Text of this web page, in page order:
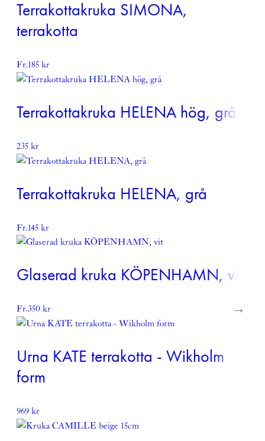
Terrakottakruka SIMONA,
terrakotta
Fr.185kr
Terrakottakruka HELENA hög, grå
235kr
Terrakottakruka HELENA, grå
Fr.145kr
Glaserad kruka KÖPENHAMN, vit
Fr.350kr
Urna KATE terrakotta - Wikholm
form
969kr